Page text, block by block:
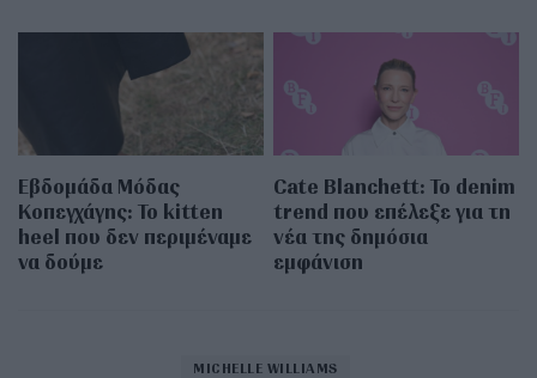
Εβδομάδα Μόδας
Κοπεγχάγης: Το kitten
heel που δεν περιμέναμε
να δούμε
Cate Blanchett: Το denim
trend που επέλεξε για τη
νέα της δημόσια
εμφάνιση
MICHELLE WILLIAMS